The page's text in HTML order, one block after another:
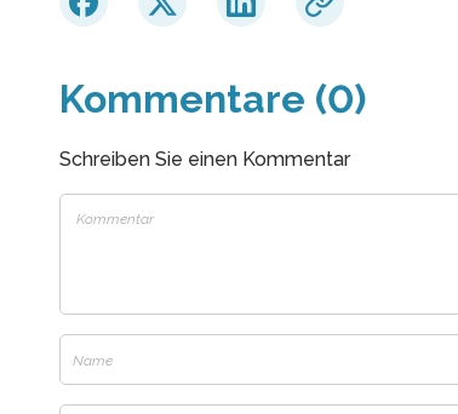
Kommentare (0)
Schreiben Sie einen Kommentar